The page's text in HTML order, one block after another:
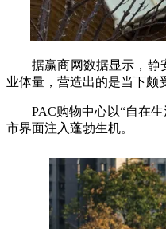
据赢商网数据显示，静
业体量，营造出的是当下颇
PAC购物中心以“自在
市界面注入蓬勃生机。